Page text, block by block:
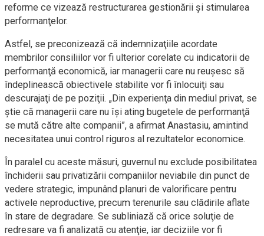
reforme ce vizează restructurarea gestionării şi stimularea
performanţelor.
Astfel, se preconizează că indemnizaţiile acordate
membrilor consiliilor vor fi ulterior corelate cu indicatorii de
performanţă economică, iar managerii care nu reușesc să
îndeplinească obiectivele stabilite vor fi înlocuiţi sau
descurajaţi de pe poziţii. „Din experienţa din mediul privat, se
ştie că managerii care nu îşi ating bugetele de performanţă
se mută către alte companii”, a afirmat Anastasiu, amintind
necesitatea unui control riguros al rezultatelor economice.
În paralel cu aceste măsuri, guvernul nu exclude posibilitatea
închiderii sau privatizării companiilor neviabile din punct de
vedere strategic, impunând planuri de valorificare pentru
activele neproductive, precum terenurile sau clădirile aflate
în stare de degradare. Se subliniază că orice soluţie de
redresare va fi analizată cu atenţie, iar deciziile vor fi